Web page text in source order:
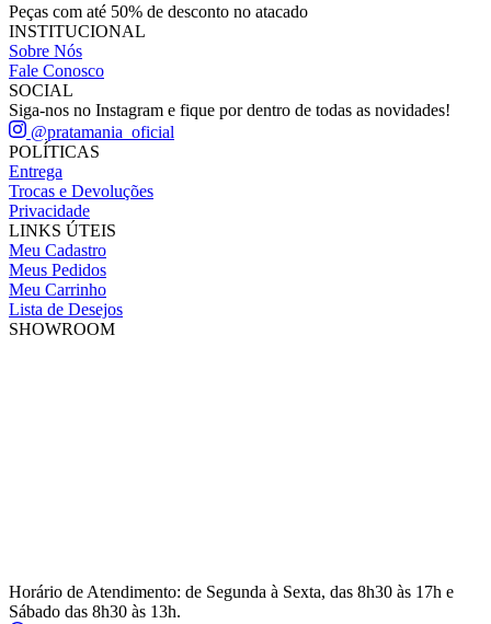
Peças com até 50% de desconto no atacado
INSTITUCIONAL
Sobre Nós
Fale Conosco
SOCIAL
Siga-nos no Instagram e fique por dentro de todas as novidades!
@pratamania_oficial
POLÍTICAS
Entrega
Trocas e Devoluções
Privacidade
LINKS ÚTEIS
Meu Cadastro
Meus Pedidos
Meu Carrinho
Lista de Desejos
SHOWROOM
Horário de Atendimento: de Segunda à Sexta, das 8h30 às 17h e
Sábado das 8h30 às 13h.